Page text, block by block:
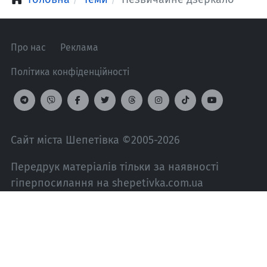
Про нас Реклама
Політика конфіденційності
Сайт міста Шепетівка ©2005-2026
Передрук матеріалів тільки за наявності
гіперпосилання на shepetivka.com.ua